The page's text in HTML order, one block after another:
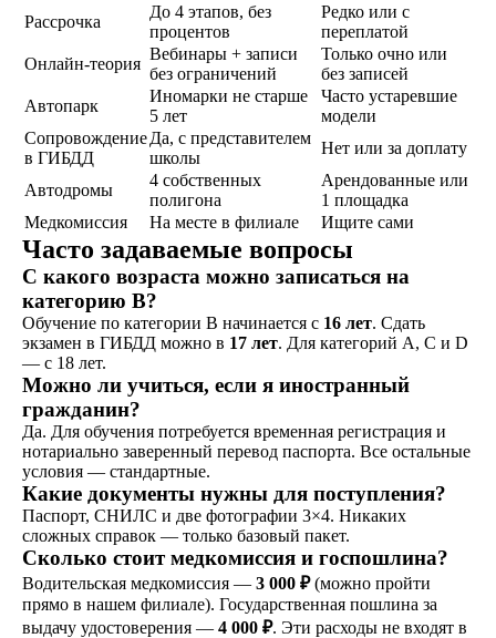
Рассрочка
До 4 этапов, без
процентов
Редко или с
переплатой
Онлайн-теория
Вебинары + записи
без ограничений
Только очно или
без записей
Автопарк
Иномарки не старше
5 лет
Часто устаревшие
модели
Сопровождение
в ГИБДД
Да, с представителем
школы
Нет или за доплату
Автодромы
4 собственных
полигона
Арендованные или
1 площадка
Медкомиссия
На месте в филиале Ищите сами
Часто задаваемые вопросы
С какого возраста можно записаться на
категорию B?
Обучение по категории B начинается с 16 лет. Сдать
экзамен в ГИБДД можно в 17 лет. Для категорий A, C и D
— с 18 лет.
Можно ли учиться, если я иностранный
гражданин?
Да. Для обучения потребуется временная регистрация и
нотариально заверенный перевод паспорта. Все остальные
условия — стандартные.
Какие документы нужны для поступления?
Паспорт, СНИЛС и две фотографии 3×4. Никаких
сложных справок — только базовый пакет.
Сколько стоит медкомиссия и госпошлина?
Водительская медкомиссия — 3 000 ₽(можно пройти
прямо в нашем филиале). Государственная пошлина за
выдачу удостоверения — 4 000 ₽. Эти расходы не входят в
В сопровождении
наших представителей,
сдаете экзамены в ГАИ
и получаете
водительское
удостоверение
Удостоверение
ОСТАВИТЬ ЗАЯВКУ
не любишь
звонки?
Просто
напиши!